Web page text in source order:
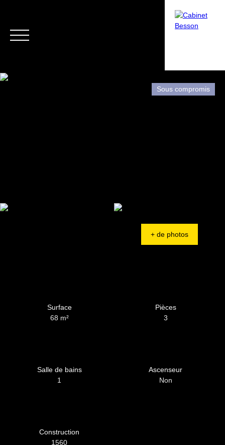
Sous compromis
+ de photos
Surface
68 m²
Pièces
3
Salle de bains
1
Ascenseur
Non
Construction
1560